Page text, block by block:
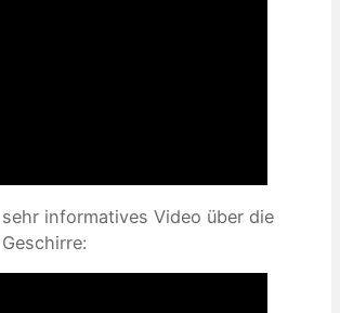
informatives Video über die